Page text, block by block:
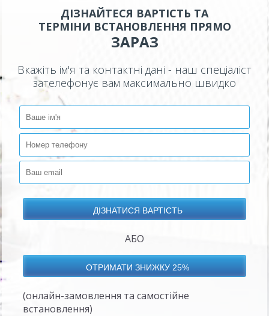
ДІЗНАЙТЕСЯ ВАРТІСТЬ ТА
ТЕРМІНИ ВСТАНОВЛЕННЯ ПРЯМО
ЗАРАЗ
Вкажіть ім'я та контактні дані - наш спеціаліст
зателефонує вам максимально швидко
АБО
(онлайн-замовлення та самостійне
встановлення)